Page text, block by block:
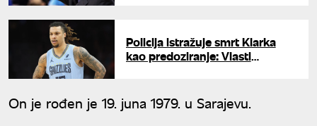
Policija istražuje smrt Klarka
kao predoziranje: Vlasti
On je rođen je 19. juna 1979. u Sarajevu.